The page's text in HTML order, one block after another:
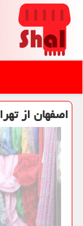
اصفهان از